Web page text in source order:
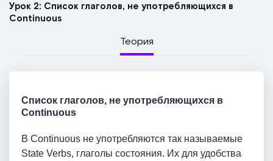
Урок 2: Список глаголов, не употребляющихся в
Continuous
Теория
Список глаголов, не употребляющихся в
Continuous
В Continuous не употребляются так называемые
State Verbs, глаголы состояния. Их для удобства